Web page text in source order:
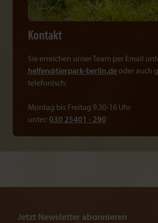
Kontakt
Sie erreichen unser Team per Email
helfen@tierpark-berlin.de oder auch
telefonisch:
Montag bis Freitag 9.30-16 Uhr
unter:030 25401 - 290
Jetzt Newsletter abonnieren